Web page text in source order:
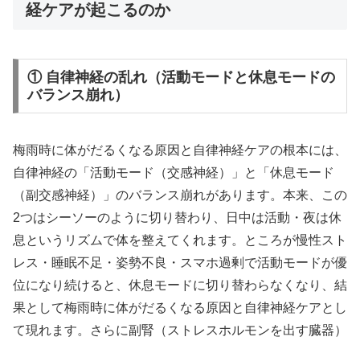
経ケアが起こるのか
① 自律神経の乱れ（活動モードと休息モードの
バランス崩れ）
梅雨時に体がだるくなる原因と自律神経ケアの根本には、
自律神経の「活動モード（交感神経）」と「休息モード
（副交感神経）」のバランス崩れがあります。本来、この
2つはシーソーのように切り替わり、日中は活動・夜は休
息というリズムで体を整えてくれます。ところが慢性スト
レス・睡眠不足・姿勢不良・スマホ過剰で活動モードが優
位になり続けると、休息モードに切り替わらなくなり、結
果として梅雨時に体がだるくなる原因と自律神経ケアとし
て現れます。さらに副腎（ストレスホルモンを出す臓器）